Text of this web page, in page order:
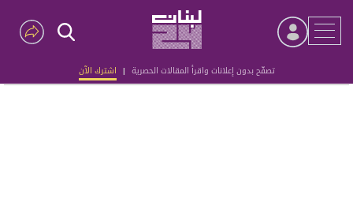
تصفّح بدون إعلانات واقرأ المقالات الحصرية | اشترك الآن
Advertisement